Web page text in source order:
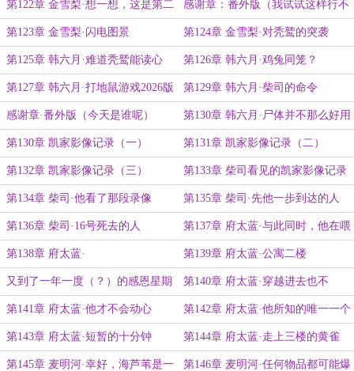
常
第122章 金雪梨·想一想，这是第二
次遇见秃鹫
感谢章：番外版（我试试这样行不
行）
第123章 金雪梨·闪电图景 第124章 金雪梨·对秃鹫的突袭
第125章 韩六月·难道秃鹫能读心
吗？
第126章 韩六月·鸡兔同笼？
第127章 韩六月·打地鼠游戏2026版 第129章 韩六月·柴司的命令
感谢章·番外版（今天是谁呢） 第130章 韩六月·尸体并不那么好用
嘛
第130章 凯家影像记录（一） 第131章 凯家影像记录（二）
第132章 凯家影像记录（三） 第133章 柴司看见的凯家影像记录
（四）
第134章 柴司·他看了那段录像 第135章 柴司·先他一步到达的人
第136章 柴司·16号死去的人 第137章 府太蓝·与此同时，他在喂
猫？
第138章 府太蓝· 第139章 府太蓝·公寓二楼
又到了一年一度（？）的感恩星期
六
第140章 府太蓝·穿越进去也不
错……？
第141章 府太蓝·他才不会动心 第142章 府太蓝·他所知的唯一一个
家
第143章 府太蓝·短暂的十分钟 第144章 府太蓝·走上三楼的黄雀
第145章 麦明河·幸好，海芦苇是一 第146章 麦明河·任何物品都可能爆